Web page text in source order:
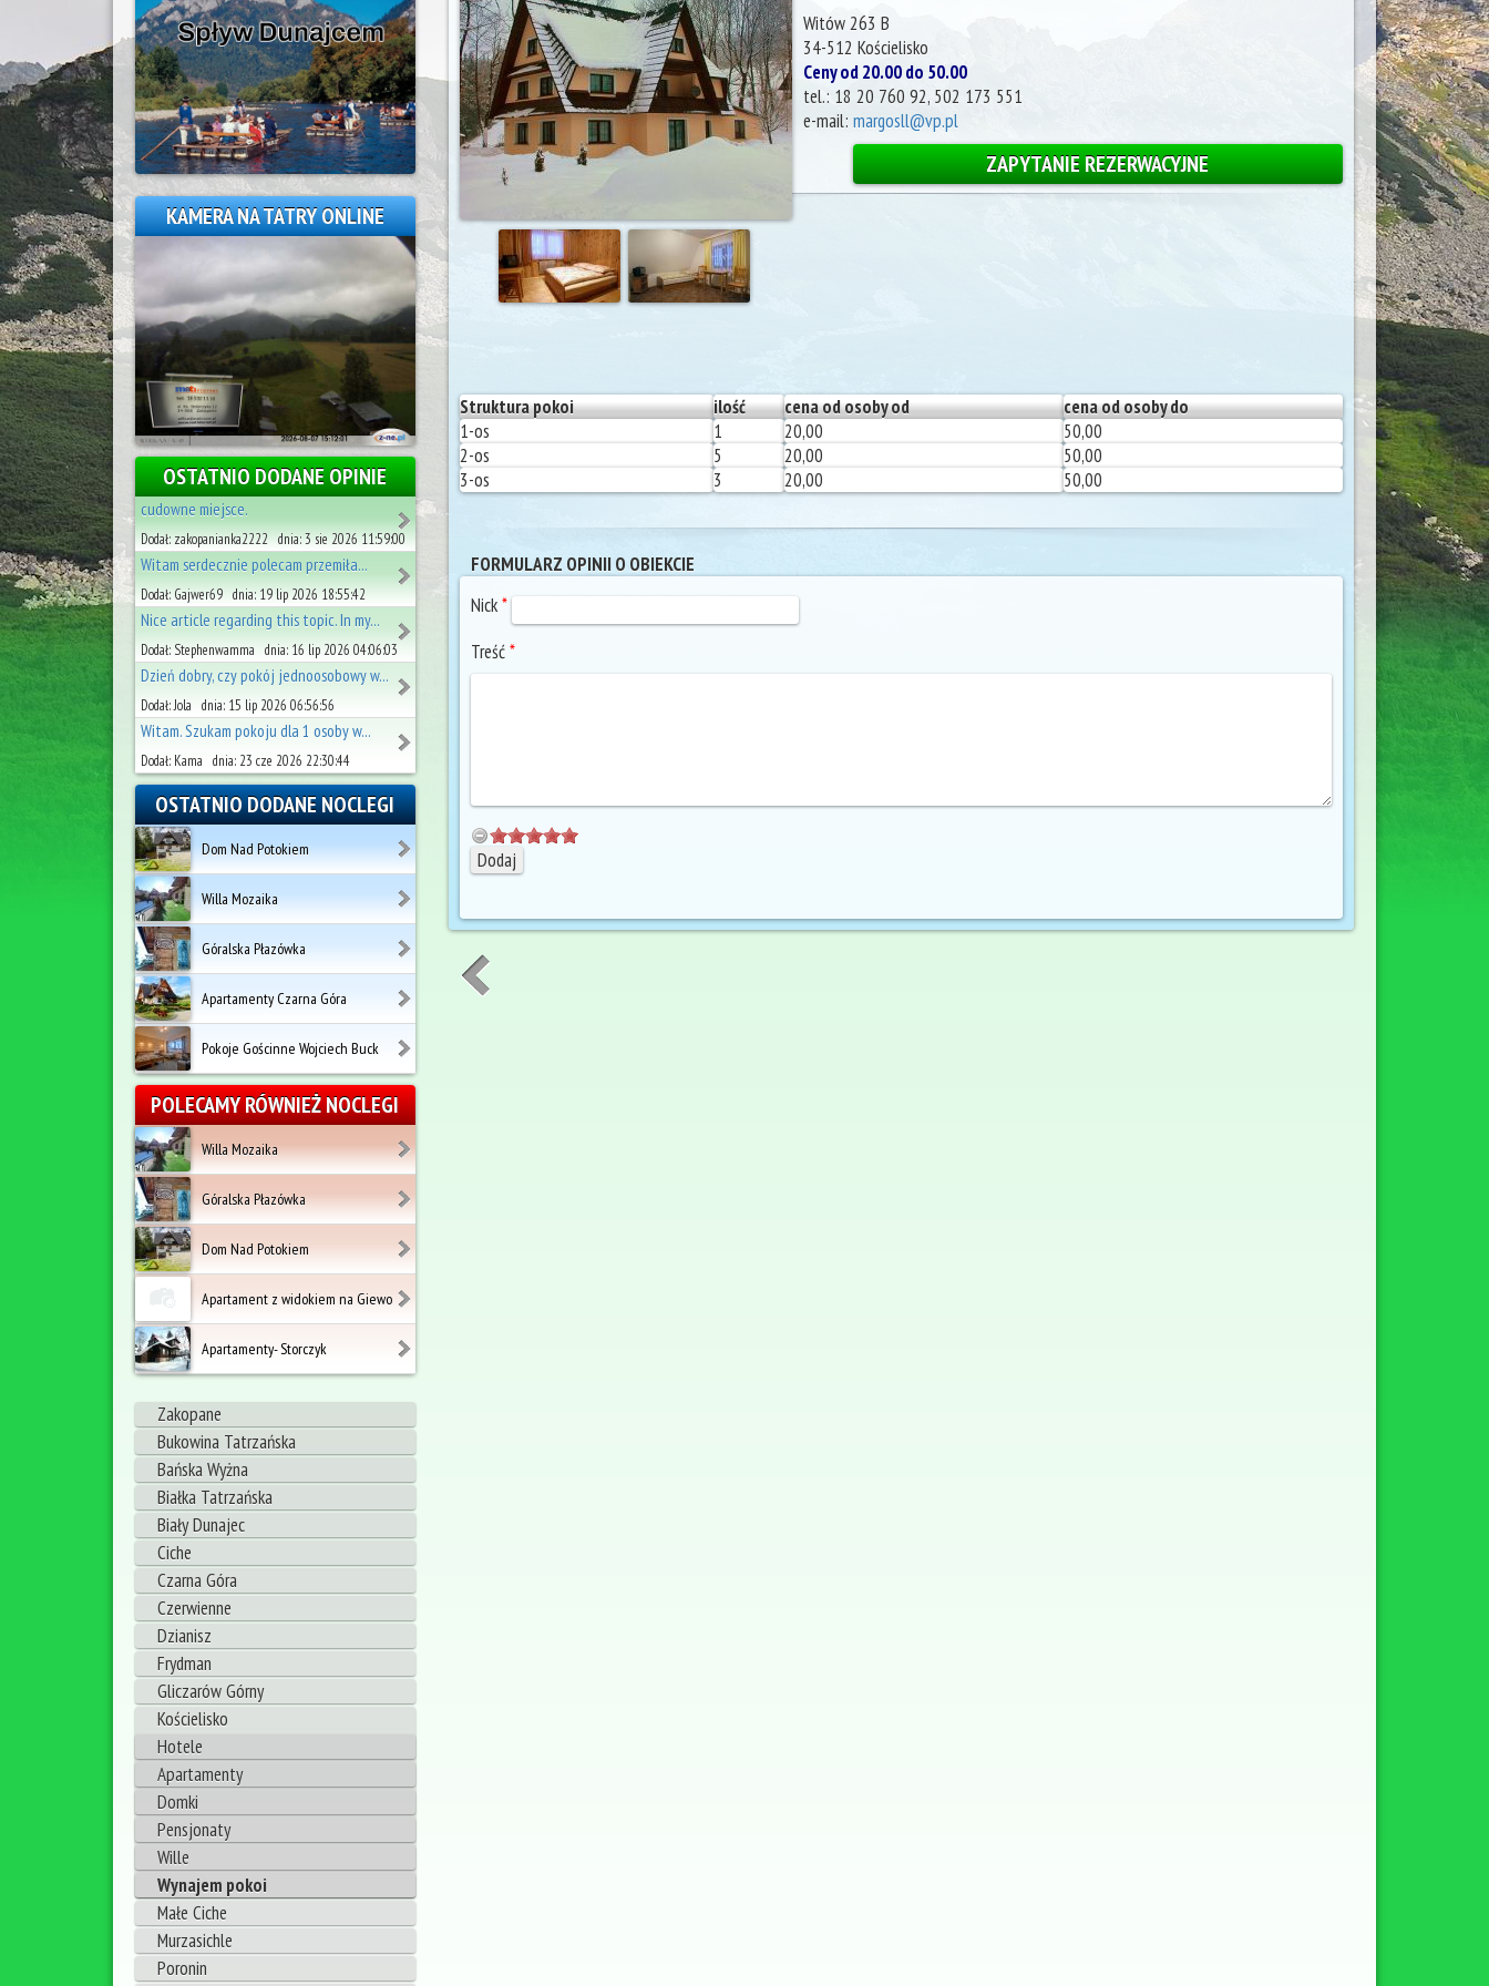
Witów 263 B
34-512 Kościelisko
Ceny od 20.00 do 50.00
tel.: 18 20 760 92, 502 173 551
e-mail: margosll@vp.pl
ZAPYTANIE REZERWACYJNE
Struktura pokoi ilość cena od osoby od
cena od osoby do
1-os
1 20,00
50,00
2-os
5 20,00
50,00
3-os
3 20,00 50,00
FORMULARZ OPINII O OBIEKCIE
Nick*
Treść*
KAMERA NA TATRY ONLINE
OSTATNIO DODANE OPINIE
cudowne miejsce.
Dodał: zakopanianka2222 dnia: 3 sie 2026 11:59:00
Witam serdecznie polecam przemiła...
Dodał: Gajwer69 dnia: 19 lip 2026 18:55:42
Nice article regarding this topic. In my...
Dodał: Stephenwamma dnia: 16 lip 2026 04:06:03
Dzień dobry, czy pokój jednoosobowy w...
Dodał: Jola dnia: 15 lip 2026 06:56:56
Witam. Szukam pokoju dla 1 osoby w...
Dodał: Kama dnia: 23 cze 2026 22:30:44
OSTATNIO DODANE NOCLEGI
Dom Nad Potokiem
Willa Mozaika
Góralska Płazówka
Apartamenty Czarna Góra
Pokoje Gościnne Wojciech Buck
POLECAMY RÓWNIEŻ NOCLEGI
Willa Mozaika
Góralska Płazówka
Dom Nad Potokiem
Apartament z widokiem na Giewo
Apartamenty- Storczyk
Zakopane
Bukowina Tatrzańska
Bańska Wyżna
Białka Tatrzańska
Biały Dunajec
Ciche
Czarna Góra
Czerwienne
Dzianisz
Frydman
Gliczarów Górny
Kościelisko
Hotele
Apartamenty
Domki
Pensjonaty
Wille
Wynajem pokoi
Małe Ciche
Murzasichle
Poronin